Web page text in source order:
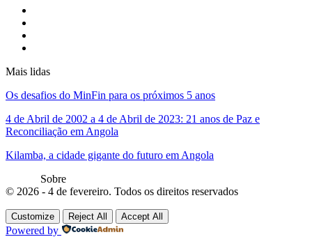
Mais lidas
Os desafios do MinFin para os próximos 5 anos
4 de Abril de 2002 a 4 de Abril de 2023: 21 anos de Paz e
Reconciliação em Angola
Kilamba, a cidade gigante do futuro em Angola
Sobre
© 2026 - 4 de fevereiro. Todos os direitos reservados
Customize Reject All Accept All
Powered by